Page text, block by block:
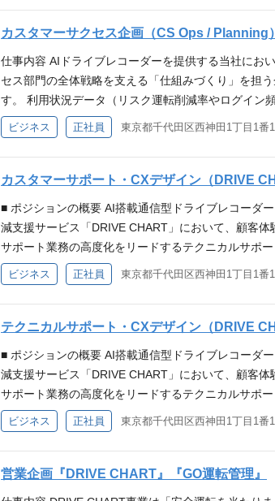
・生成AIツール：GitHub Copilot, Claude Code,
emini 所属組織 ■データサイエンティスト：6名 ・危
サイクルを速く回すことで、開発における不確実性
の行動指針としています。 ・専門性の異なるチーム
することが多く、丁寧にコミュニケーション、ドキュ
ビューを行うカルチャーが根付いています。 ・組織
が整えられています。学んだことをXやテックブログ
化が醸成されています。 応募資格 ■必須の経験・能
満たす方 ・実サービスまたは実業務に対して、機械
適用 / 運用した経験 ・Githubなどソースコード管理シ
ム開発経験 ■望ましい経験／能力 ・画像または動画デ
ンサデータまたは時系列データの分析経験 ・Kaggle
ンペティションのメダル獲得経験 ・AI / 機械学習分
経験 ・AWSやGCPなどのクラウドを利用した機械学
術だけではなくサービスそのものにコミット出来る
メンバーとコミュニケーションを取りながら業務を推
キャッチアップと社会実装を楽しめる方
フラ構築、アプリケーションレイヤーの開発、そし
で幅広く携わっていただきます。手を動かしながら、
バックエンドまでのWEBアプリケーション開発に加
運用も、サーバサイドエンジニアで行っています。
えて、より開発体制を強化したく、プロダクト志向
ンジニアを募集します。 解決したい課題 ・プロダク
の、監視・アラートなどの運用体制の整備 ・技術的
ファクタリングとモダン化の推進 本ポジションの魅
に専門性を深めながら、プロダクト全体の成長に貢
す。 また、ビジネスサイドとも距離が近く、エンジ
かして、データドリブン・エンジニアドリブンでの仕
立案にも深く関与することが可能です。 作るだけで
一緒に育てる面白さを実感できる環境です。 開発環
TypeScript ・フレームワーク: Echo, Ruby on Rails,
DynamoDB / BigQuery ・CI/CD：GitHub Actions ・
ode / GitHub Copilot 所属組織 サーバサイドエンジニ
ロントエンドからバックエンド、インフラの構築・
す。 WEBアプリやAPI開発だけでなく、ホームペー
けます。 ・裁量が現場にあり、仕様も新しい技術選
え・決定します。 ・エンジニアドリブン・技術ドリ
な組込機器からスマホアプリ、その中で動かすAI実装
ールドのデータをサービスに届けています。 業務内
用するプロダクトやシステムを開発・運用します。
で利用するデバイスのソフトウェア開発、運用 ドラ
バイスの機能開発からエッジAIの導入・保守運用に携
す。 機能開発だけではなくハードウェアベンダーと
ェアの検討とその実現にも取り組みます。 ・『GO
ART』で利用するスマホアプリの開発・運用 お客様
HART』の出荷台数は9万台を突破し、これからも右
ます。交通事故削減をはじめとした交通課題の解決
と、これからはGOドライブ社の立ち上げとともに『
領域への展開・『GO運転管理』の急成長に備え、ス
等）の開発・品質保証 ・デバイス・アプリの利用者
発運用体制、問題調査解決 本ポジションの魅力 ユー
ロダクトに携わることができます。 これらの業務は
AI実装ライブラリ、ハードウェア、さらにはインフラ
構築まで多岐に渡ります。 その専門スキルをさらに
広くカバーすることも本人次第でできることが特徴で
ジはサービス全体の起点です。ひとつの小さな問題
につながるリスクがあるため、品質に対しては一層配
し、地図会社にお知らせするサービスを展開してい
図会社では、従来よりも、より早く、現地の変化を地
が可能になります。 より安全で効率的なモビリティ
ビリティデータプロダクトを一緒に作りませんか？
ART』を搭載した車両から位置情報やセンサーデータ
換 / クレンジング / 機械学習での推論 / 地図の変化情
のためのアルゴリズムの開発や、社内向けおよび地図
ルの開発も行うので、様々なスキルセットをお持ち
です。 募集背景 私たちは、今後も増えていく『
できる膨大なデータを扱える安定したシステムを作り
化と、事業拡大のための新しい機能やプロダクト開発
必要があります。 そのために、空間情報やデータエ
を持ち、顧客と相対しながら要件定義から開発、運
ェクトに共感いただき意欲を持って取り組めるバック
処理するためのシステム改善 大規模なデータパイプ
の構築 検出した道路情報の位置精度の改善 大量のド
新規コンテンツ/システムの開発 本ポジションの魅力
大の魅力は、契約車両9万台を超える自社開発ドライ
るため、空間情報技術者やGISエンジニアの方にとっ
カスタマーサクセス企画（CS Ops / Planning）
仕事内容 AIドライブレコーダーを提供する当社にお
セス部門の全体戦略を支える「仕組みづくり」を担
す。 利用状況データ（リスク運転削減率やログイン
人的リソースに依存しないサクセスモデル（テックタ
を通じて、 顧客のサクセス＝「事故削減・安全運転
ただきます。 CRM構築とデータ分析を武器に、 管
「ドライバー（エンドユーザー）」の行動変容を促す
• 利用データのモニタリング・分析 「リスク運転の
ン頻度」「初期セットアップの完了状況」などの重要
客の状態を可視化します。 • ヘルススコア設計と予兆
に顧客の健康状態（ヘルススコア）を定義し、活用が
自動フォロー」「リスク運転が多いドライバーへの教
信」など、データトリガーでの活用促進施策を実行
チ・ロータッチの仕組み化 オンボーディングプロセ
ートメーション、アプリ内ガイド等の整備） 人的コ
客満足度を維持・向上させるロータッチモデルの運用
の構築（CRM/Ops） カスタマーサクセス用CRMの要
フローの確立 散在するプロダクト利用データと顧客
ネクストアクションが明確になる環境を整備する 応
ビジネス 正社員
カスタマーサポート・CXデザイン（DRIVE
■ ポジションの概要 AI搭載通信型ドライブレコーダ
減支援サービス「DRIVE CHART」において、顧客体
サポート業務の高度化をリードするテクニカルサポ
す。 本ポジションは、複雑な技術トラブルの2次エス
外注先管理といった「守り」のサポートにとどまりま
クノロジーを活用した業務の自動化・自己解決の推
起点とした「質問を生まない」ためのチュートリアル
していただきます。 ■ 業務内容 【エスカレーション
・ドライブレコーダー機器（ハードウェア）および
リスク検知に関する技術的な2次エスカレーション対
応を行う外注先（コールセンター等）のマネジメント
更新、問い合わせの自動分類などの企画・実装） ・
ビジネス 正社員
テクニカルサポート・CXデザイン（DRIVE
■ ポジションの概要 AI搭載通信型ドライブレコーダ
減支援サービス「DRIVE CHART」において、顧客体
サポート業務の高度化をリードするテクニカルサポ
す。 本ポジションは、複雑な技術トラブルの2次エス
外注先管理といった「守り」のサポートにとどまりま
クノロジーを活用した業務の自動化・自己解決の推
起点とした「質問を生まない」ためのチュートリアル
ビジネス 正社員
営業企画『DRIVE CHART』『GO運転管理』